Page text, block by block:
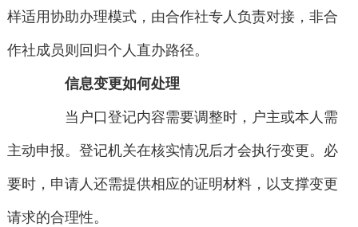
样适用协助办理模式，由合作社专人负责对接，非合
作社成员则回归个人直办路径。
信息变更如何处理
当户口登记内容需要调整时，户主或本人需
主动申报。登记机关在核实情况后才会执行变更。必
要时，申请人还需提供相应的证明材料，以支撑变更
请求的合理性。